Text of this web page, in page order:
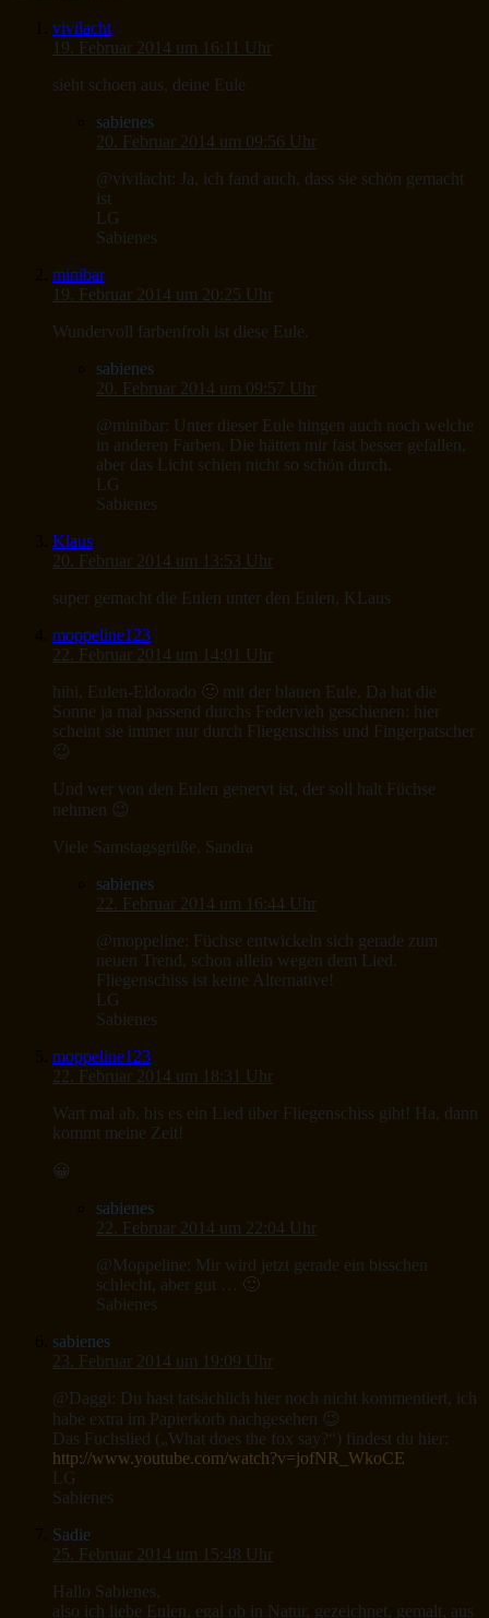
vivilacht
19. Februar 2014 um 16:11 Uhr
sieht schoen aus, deine Eule
sabienes
20. Februar 2014 um 09:56 Uhr
@vivilacht: Ja, ich fand auch, dass sie schön gemacht
ist
LG
Sabienes
minibar
19. Februar 2014 um 20:25 Uhr
Wundervoll farbenfroh ist diese Eule.
sabienes
20. Februar 2014 um 09:57 Uhr
@minibar: Unter dieser Eule hingen auch noch welche
in anderen Farben. Die hätten mir fast besser gefallen,
aber das Licht schien nicht so schön durch.
LG
Sabienes
Klaus
20. Februar 2014 um 13:53 Uhr
super gemacht die Eulen unter den Eulen, KLaus
moppeline123
22. Februar 2014 um 14:01 Uhr
hihi, Eulen-Eldorado 🙂 mit der blauen Eule. Da hat die
Sonne ja mal passend durchs Federvieh geschienen: hier
scheint sie immer nur durch Fliegenschiss und Fingerpatscher
😉
Und wer von den Eulen genervt ist, der soll halt Füchse
nehmen 😉
Viele Samstagsgrüße, Sandra
sabienes
22. Februar 2014 um 16:44 Uhr
@moppeline: Füchse entwickeln sich gerade zum
neuen Trend, schon allein wegen dem Lied.
Fliegenschiss ist keine Alternative!
LG
Sabienes
moppeline123
22. Februar 2014 um 18:31 Uhr
Wart mal ab, bis es ein Lied über Fliegenschiss gibt! Ha, dann
kommt meine Zeit!
😀
sabienes
22. Februar 2014 um 22:04 Uhr
@Moppeline: Mir wird jetzt gerade ein bisschen
schlecht, aber gut … 🙂
Sabienes
sabienes
23. Februar 2014 um 19:09 Uhr
@Daggi: Du hast tatsächlich hier noch nicht kommentiert, ich
habe extra im Papierkorb nachgesehen 😉
Das Fuchslied („What does the fox say?“) findest du hier:
http://www.youtube.com/watch?v=jofNR_WkoCE
LG
Sabienes
Sadie
25. Februar 2014 um 15:48 Uhr
Hallo Sabienes,
also ich liebe Eulen, egal ob in Natur, gezeichnet, gemalt, aus